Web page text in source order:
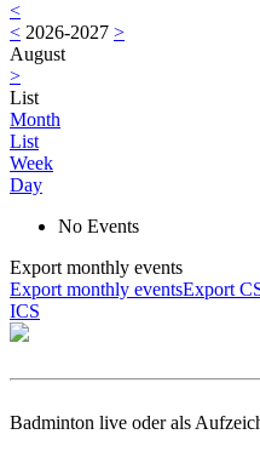
<
< 2026-2027 >
August
>
List
Month
List
Week
Day
No Events
Export monthly events
Export monthly eventsExport
ICS
Badminton live oder als